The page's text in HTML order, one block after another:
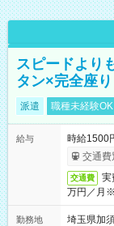
スピードより
タン×完全座り
派遣 職種未経験OK
給与
時給1500
交通費
交通費
実
万円／月
勤務地
埼玉県加